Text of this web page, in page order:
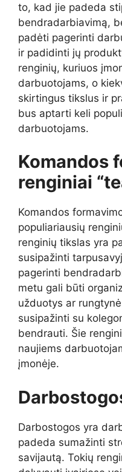
to, kad jie padeda
bendradarbiavimą,
padėti pagerinti
ir padidinti jų
renginių, kuriuos
darbuotojams, o
skirtingus tikslus ir
bus aptarti keli
darbuotojams.
Komandos
renginiai
Komandos
populiariausių
renginių tikslas yra
susipažinti
pagerinti
metu gali būti
užduotys ar
susipažinti su
bendrauti. Šie
naujiems
įmonėje.
Darbostogos yra
padeda sumažinti
savijautą. Tokių